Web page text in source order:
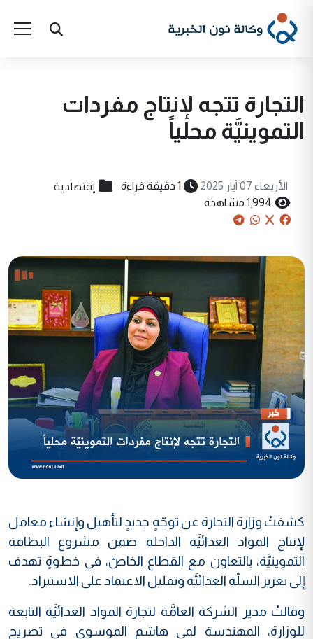
التجارة تتجه لإنتاج مفردات
التموينيَّة محلياً
الأربعاء 07 آيار 2025 1 دقيقة قراءة إقتصادية
1,994 مشاهدة
كشفتْ وزارة التجارة عن توجّهٍ جديدٍ لتأهيل وإنشاء معامل
لإنتاج المواد الغذائيَّة الداخلة ضمن مشروع البطاقة
التموينيَّة، بالتعاون مع القطاع الخاصّ، في خطوةٍ تهدف
إلى تعزيز السلّة الغذائيَّة وتقليل الاعتماد على الاستيراد.
وقالتْ مدير الشركة العامَّة لتجارة المواد الغذائيَّة التابعة
للوزارة، المهندسة لمى هاشم الموسوي في تصريح